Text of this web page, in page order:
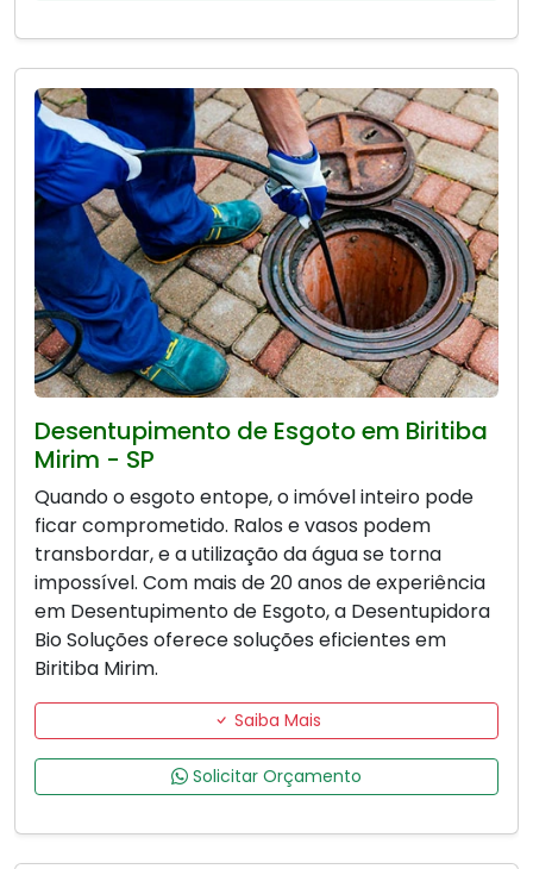
Desentupimento de Esgoto em Biritiba
Mirim - SP
Quando o esgoto entope, o imóvel inteiro pode
ficar comprometido. Ralos e vasos podem
transbordar, e a utilização da água se torna
impossível. Com mais de 20 anos de experiência
em Desentupimento de Esgoto, a Desentupidora
Bio Soluções oferece soluções eficientes em
Biritiba Mirim.
Saiba Mais
Solicitar Orçamento